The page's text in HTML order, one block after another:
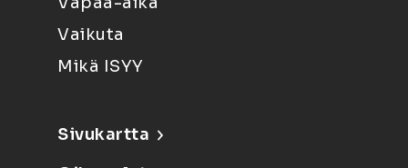
Vaikuta
Mikä ISYY
Sivukartta